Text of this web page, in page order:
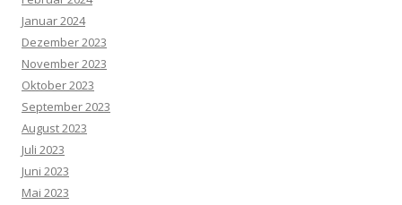
Januar 2024
Dezember 2023
November 2023
Oktober 2023
September 2023
August 2023
Juli 2023
Juni 2023
Mai 2023